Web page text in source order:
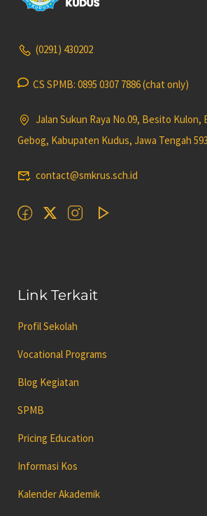
(0291) 430202
CS SPMB: 0895 0307 7886 (chat only)
Jalan Sukun Raya No.09, Besito Kulon,
Gebog, Kabupaten Kudus, Jawa Tengah
contact@smkrus.sch.id
Link Terkait
Profil Sekolah
Vocational Programs
Blog Kegiatan
SPMB
Pricing Education
Informasi Kos
Kalender Akademik